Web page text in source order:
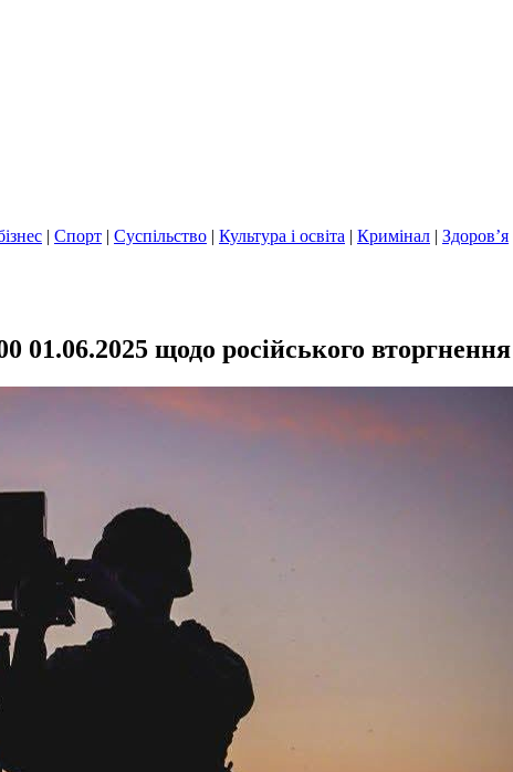
| Спорт | Суспільство | Культура і освіта | Кримінал | Здоров’я
01.06.2025 щодо російського вторгнення